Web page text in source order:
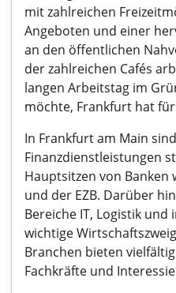
mit zahlreichen
Angeboten und einer
an den öffentlichen
der zahlreichen Cafés
langen Arbeitstag im
möchte, Frankfurt hat
In Frankfurt am Main
Finanzdienstleistungen
Hauptsitzen von Banken
und der EZB. Darüber
Bereiche IT, Logistik
wichtige
Branchen bieten
Fachkräfte und